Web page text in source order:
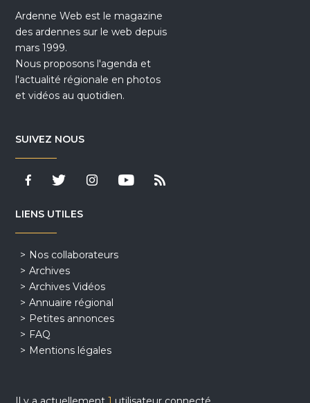
Ardenne Web est le magazine
des ardennes sur le web depuis
mars 1999.
Nous proposons l'agenda et
l'actualité régionale en photos
et vidéos au quotidien.
SUIVEZ NOUS
LIENS UTILES
Nos collaborateurs
Archives
Archives Vidéos
Annuaire régional
Petites annonces
FAQ
Mentions légales